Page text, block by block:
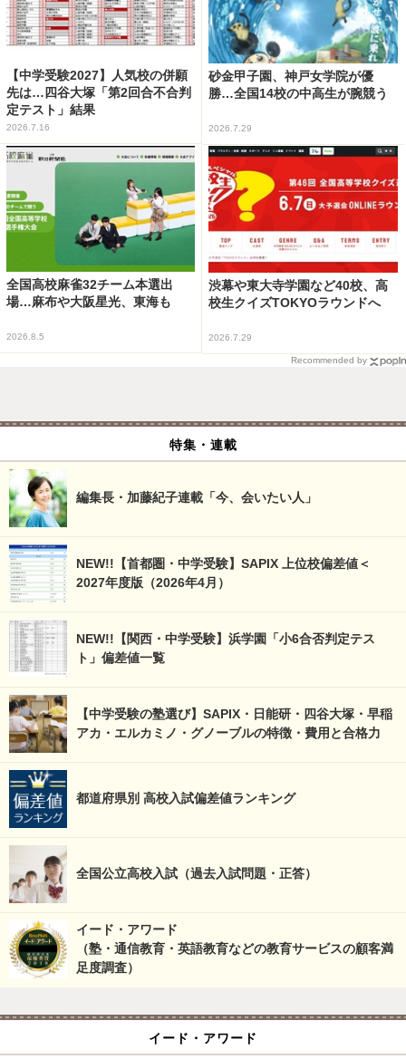
【中学受験2027】人気校の併願
先は…四谷大塚「第2回合不合判
定テスト」結果
2026.7.16
砂金甲子園、神戸女学院が優
勝…全国14校の中高生が腕競う
2026.7.29
全国高校麻雀32チーム本選出
場…麻布や大阪星光、東海も
2026.8.5
渋幕や東大寺学園など40校、高
校生クイズTOKYOラウンドへ
2026.7.29
Recommended by
特集・連載
編集長・加藤紀子連載「今、会いたい人」
NEW!!【首都圏・中学受験】SAPIX 上位校偏差値＜
2027年度版（2026年4月）
NEW!!【関西・中学受験】浜学園「小6合否判定テス
ト」偏差値一覧
【中学受験の塾選び】SAPIX・日能研・四谷大塚・早稲
アカ・エルカミノ・グノーブルの特徴・費用と合格力
都道府県別 高校入試偏差値ランキング
全国公立高校入試（過去入試問題・正答）
イード・アワード
（塾・通信教育・英語教育などの教育サービスの顧客満
足度調査）
イード・アワード